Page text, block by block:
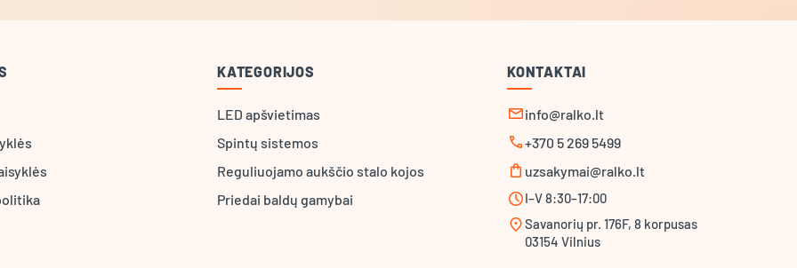
KATEGORIJOS
LED apšvietimas
Spintų sistemos
Reguliuojamo aukščio stalo kojos
Priedai baldų gamybai
KONTAKTAI
mailinfo@ralko.lt
call+370 5 269 5499
shopping_bag uzsakymai@ralko.lt
scheduleI–V 8:30–17:00
location_onSavanorių pr. 176F, 8 korpusas
03154 Vilnius